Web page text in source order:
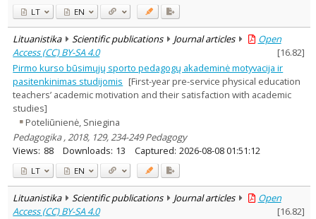
LT EN
Lituanistika Scientific publications Journal articles
Open
Access (CC) BY-SA 4.0
[16.82]
Pirmo kurso būsimųjų sporto pedagogų akademinė motyvacija ir
pasitenkinimas studijomis [First-year pre-service physical education
teachers’ academic motivation and their satisfaction with academic
studies]
Poteliūnienė, Sniegina
Pedagogika , 2018, 129, 234-249 Pedagogy
Views: 88 Downloads: 13 Captured: 2026-08-08 01:51:12
LT EN
Lituanistika Scientific publications Journal articles
Open
Access (CC) BY-SA 4.0
[16.82]